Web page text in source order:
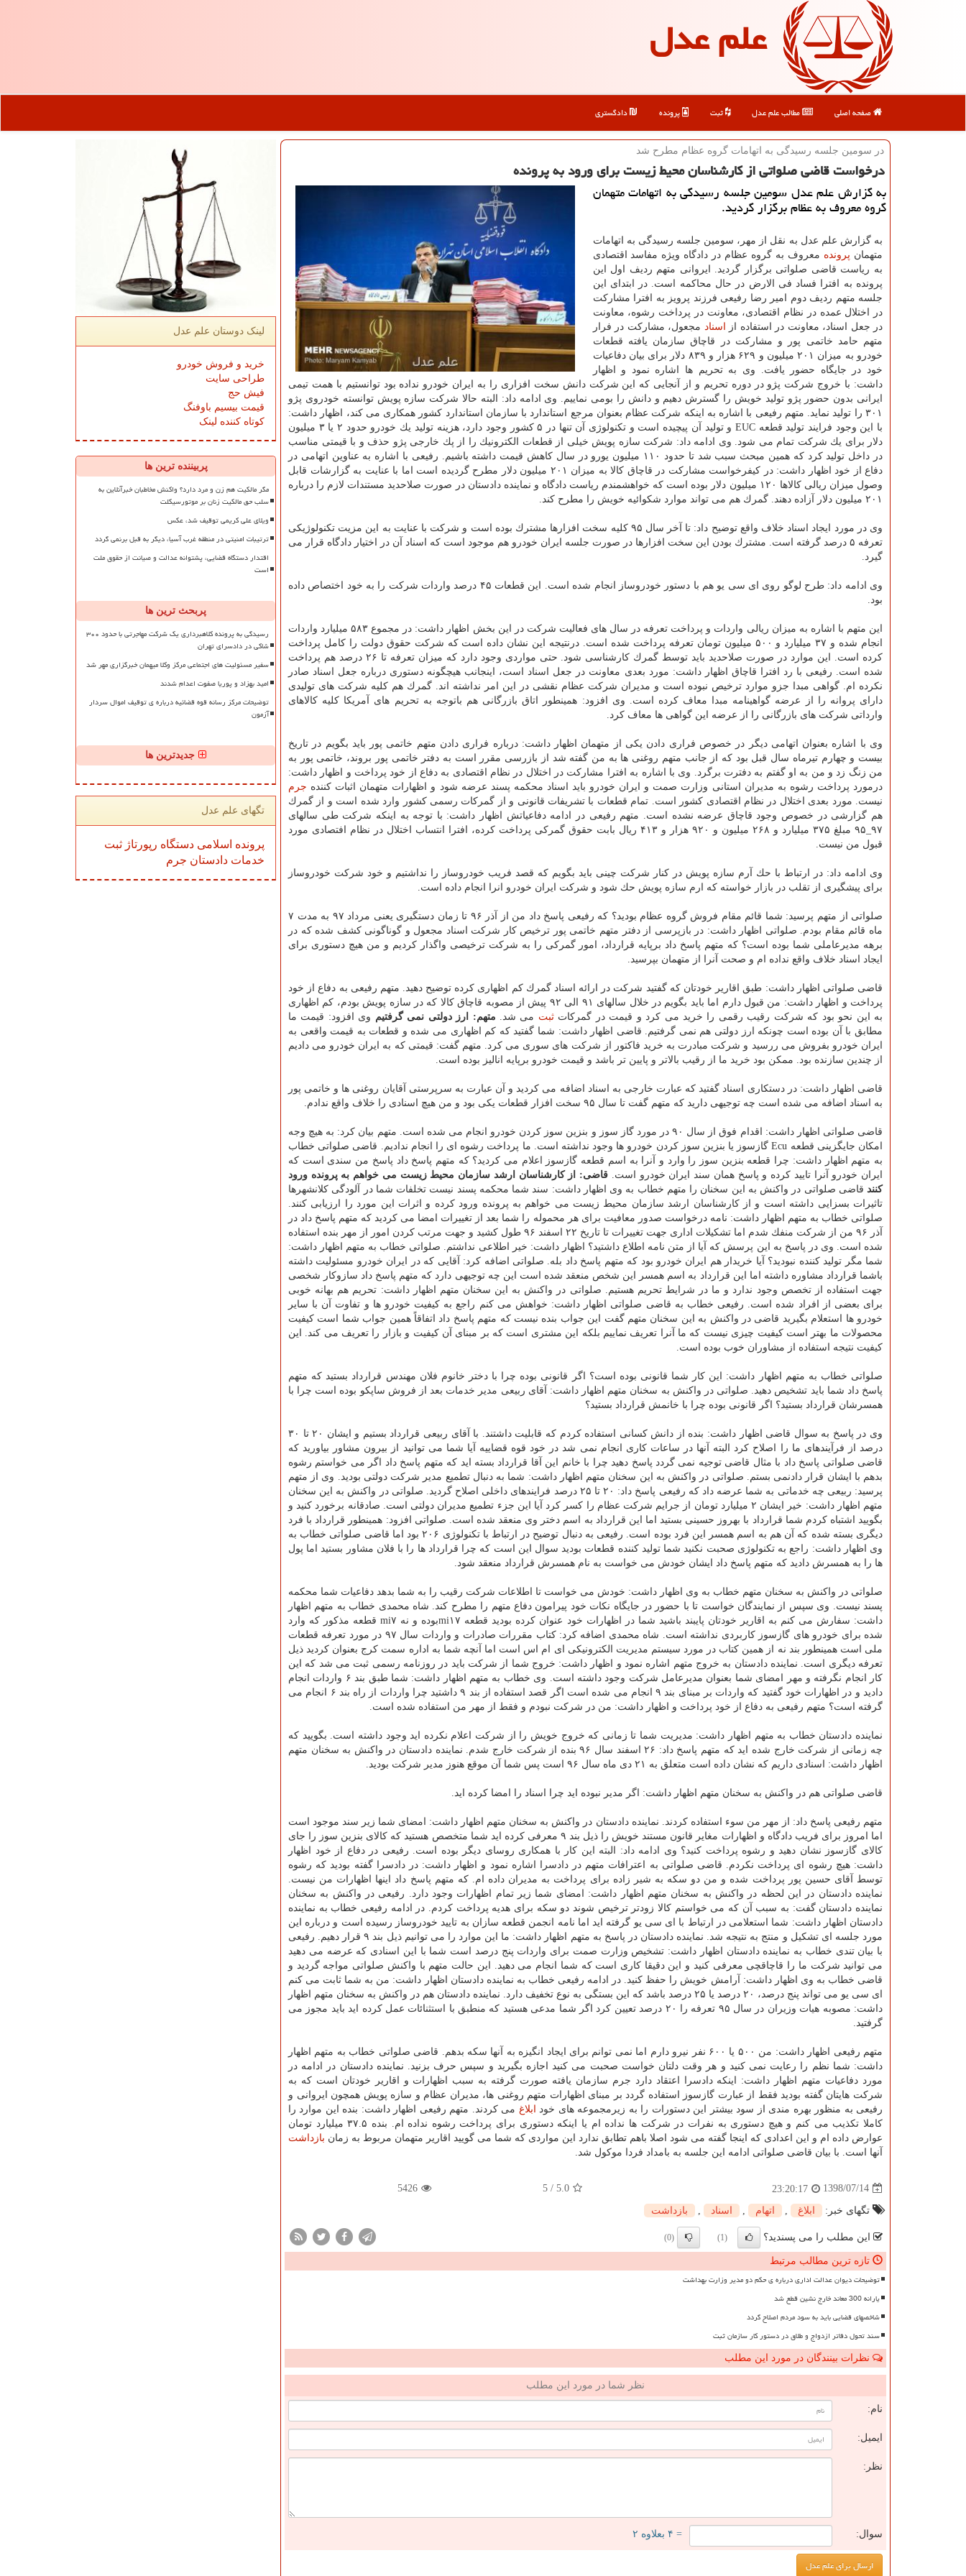
علم عدل
صفحه اصلی مطالب علم عدل ثبت پرونده دادگستری
در سومین جلسه رسیدگی به اتهامات گروه عظام مطرح شد
درخواست قاضی صلواتی از كارشناسان محیط زیست برای ورود به پرونده
به گزارش علم عدل سومین جلسه رسیدگی به اتهامات متهمان
گروه معروف به عظام برگزار گردید.
به گزارش علم عدل به نقل از مهر، سومین جلسه رسیدگی به اتهامات
متهمان پرونده معروف به گروه عظام در دادگاه ویژه مفاسد اقتصادی
به ریاست قاضی صلواتی برگزار گردید. ایروانی متهم ردیف اول این
پرونده به افترا فساد فی الارض در حال محاكمه است. در ابتدای این
جلسه متهم ردیف دوم امیر رضا رفیعی فرزند پرویز به افترا مشاركت
در اختلال عمده در نظام اقتصادی، معاونت در پرداخت رشوه، معاونت
در جعل اسناد، معاونت در استفاده از
اسناد مجعول، مشاركت در فرار
متهم حامد خاتمی پور و مشاركت در قاچاق سازمان یافته قطعات
خودرو به میزان ۲۰۱ میلیون و ۶۲۹ هزار و ۸۳۹ دلار برای بیان دفاعیات
خود در جایگاه حضور یافت. وی به تحریم ها اشاره نمود و اظهار
داشت: با خروج شركت پژو در دوره تحریم و از آنجایی كه این شركت دانش سخت افزاری را به ایران خودرو نداده بود توانستیم با همت تیمی
ایرانی بدون حضور پژو تولید خویش را گسترش دهیم و دانش را بومی نماییم. وی ادامه داد: البته حالا شركت سازه پویش توانسته خودروی پژو
۳۰۱ را تولید نماید. متهم رفیعی با اشاره به اینكه شركت عظام بعنوان مرجع استاندارد با سازمان استاندارد كشور همكاری می كند، اظهار داشت:
با این وجود فرایند تولید قطعه EUC و تولید آن پیچیده است و تكنولوژی آن تنها در ۵ كشور وجود دارد، هزینه تولید یك خودرو حدود ۲ یا ۳ میلیون
دلار برای یك شركت تمام می شود. وی ادامه داد: شركت سازه پویش خیلی از قطعات الكترونیك را از پك خارجی پژو حذف و با قیمتی مناسب
در داخل تولید كرد كه همین مبحث سبب شد تا حدود ۱۱۰ میلیون یورو در سال كاهش قیمت داشته باشیم. رفیعی با اشاره به عناوین اتهامی در
دفاع از خود اظهار داشت: در كیفرخواست مشاركت در قاچاق كالا به میزان ۲۰۱ میلیون دلار مطرح گردیده است اما با عنایت به گزارشات قابل
وصول میزان ریالی كالاها ۱۲۰ میلیون دلار بوده است كه خواهشمندم ریاست دادگاه و نماینده دادستان در صورت صلاحدید مستندات لازم را درباره
۲۰۱ میلیون دلار آزاده دهند. گمرك هم می تواند موارد شكوائیه خویش را مطرح كند.
وی در مورد ایجاد اسناد خلاف واقع توضیح داد: تا آخر سال ۹۵ كلیه سخت افزارها مشترك بوده است و شركت با عنایت به این مزیت تكنولوژیكی
تعرفه ۵ درصد گرفته است. مشترك بودن این سخت افزارها در صورت جلسه ایران خودرو هم موجود است كه اسناد آن در اختیار دادگاه قرار می
گیرد.
وی ادامه داد: طرح لوگو روی ای سی یو هم با دستور خودروساز انجام شده است. این قطعات ۴۵ درصد واردات شركت را به خود اختصاص داده
بود.
این متهم با اشاره به میزان ریالی واردات و پرداخت تعرفه در سال های فعالیت شركت در این بخش اظهار داشت: در مجموع ۵۸۳ میلیارد واردات
انجام شده و ۳۷ میلیارد و ۵۰۰ میلیون تومان تعرفه پرداخت شده است. درنتیجه این نشان داده است كه شركت حقوق دولت را كامل پرداخت
كرده است. این موارد در صورت صلاحدید باید توسط گمرك كارشناسی شود. حتی مواردی وجود دارد كه میزان تعرفه تا ۲۶ درصد هم پرداخت
شده است. رفیعی با رد افترا قاچاق اظهار داشت: مورد بعدی معاونت در جعل اسناد است، اینجانب هیچگونه دستوری درباره جعل اسناد صادر
نكرده ام. گواهی مبدا جزو موارد ترخیص نبوده است و مدیران شركت عظام نقشی در این امر نداشته اند. گمرك هم كلیه شركت های تولیدی
دارای پروانه را از عرضه گواهینامه مبدا معاف كرده است. وی افزود: همینطور اتاق بازرگانی هم باتوجه به تحریم های آمریكا كلیه كالاهای
وارداتی شركت های بازرگانی را از عرضه این گواهی ها معاف كرد.
وی با اشاره بعنوان اتهامی دیگر در خصوص فراری دادن یكی از متهمان اظهار داشت: درباره فراری دادن متهم خاتمی پور باید بگویم در تاریخ
بیست و چهارم تیرماه سال قبل بود كه از جانب متهم روغنی ها به من گفته شد از بازرسی مقرر است به دفتر خاتمی پور بروند، خاتمی پور به
من زنگ زد و من به او گفتم به دفترت برگرد. وی با اشاره به افترا مشاركت در اختلال در نظام اقتصادی به دفاع از خود پرداخت و اظهار داشت:
درمورد پرداخت رشوه به مدیران استانی وزارت صمت و ایران خودرو باید اسناد محكمه پسند عرضه شود و اظهارات متهمان اثبات كننده جرم
نیست. مورد بعدی اختلال در نظام اقتصادی كشور است. تمام قطعات با تشریفات قانونی و از گمركات رسمی كشور وارد شده است و از گمرك
هم گزارشی در خصوص وجود قاچاق عرضه نشده است. متهم رفیعی در ادامه دفاعیاتش اظهار داشت: با توجه به اینكه شركت طی سالهای
۹۷_۹۵ مبلغ ۳۷۵ میلیارد و ۲۶۸ میلیون و ۹۲۰ هزار و ۴۱۳ ریال بابت حقوق گمركی پرداخت كرده، افترا انتساب اختلال در نظام افتصادی مورد
قبول من نیست.
وی ادامه داد: در ارتباط با حك آرم سازه پویش در كنار شركت چینی باید بگویم كه قصد فریب خودروساز را نداشتیم و خود شركت خودروساز
برای پیشگیری از تقلب در بازار خواسته كه ارم سازه پویش حك شود و شركت ایران خودرو انرا انجام داده است.
صلواتی از متهم پرسید: شما قائم مقام فروش گروه عظام بودید؟ كه رفیعی پاسخ داد من از آذر ۹۶ تا زمان دستگیری یعنی مرداد ۹۷ به مدت ۷
ماه قائم مقام بودم. صلواتی اظهار داشت: در بازپرسی از دفتر متهم خاتمی پور ترخیص كار شركت اسناد مجعول و گوناگونی كشف شده كه در
برهه مدیرعاملی شما بوده است؟ كه متهم پاسخ داد برپایه قرارداد، امور گمركی را به شركت ترخیصی واگذار كردیم و من هیچ دستوری برای
ایجاد اسناد خلاف واقع نداده ام و صحت آنرا از متهمان بپرسید.
قاضی صلواتی اظهار داشت: طبق اقاریر خودتان كه گفتید شركت در ارائه اسناد گمرك كم اظهاری كرده توضیح دهید. متهم رفیعی به دفاع از خود
پرداخت و اظهار داشت: من قبول دارم اما باید بگویم در خلال سالهای ۹۱ الی ۹۲ پیش از مصوبه قاچاق كالا كه در سازه پویش بودم، كم اظهاری
به این نحو بود كه شركت رقیب رقمی را خرید می كرد و قیمت در گمركاتثبت می شد. متهم: ارز دولتی نمی گرفتیم وی افزود: قیمت ما
مطابق با آن بوده است چونكه ارز دولتی هم نمی گرفتیم. قاضی اظهار داشت: شما گفتید كه كم اظهاری می شده و قطعات به قیمت واقعی به
ایران خودرو بفروش می ررسید و شركت مبادرت به خرید فاكتور از شركت های سوری می كرد. متهم گفت: قیمتی كه به ایران خودرو می دادیم
از چندین سازنده بود. ممكن بود خرید ما از رقیب بالاتر و پایین تر باشد و قیمت خودرو برپایه انالیز بوده است.
قاضی اظهار داشت: در دستكاری اسناد گفتید كه عبارت خارجی به اسناد اضافه می كردید و آن عبارت به سرپرستی آقایان روغنی ها و خاتمی پور
به اسناد اضافه می شده است چه توجیهی دارید كه متهم گفت تا سال ۹۵ سخت افزار قطعات یكی بود و من هیچ اسنادی را خلاف واقع ندادم.
قاضی صلواتی اظهار داشت: اقدام فوق از سال ۹۰ در مورد گاز سوز و بنزین سوز كردن خودرو انجام می شده است. متهم بیان كرد: به هیچ وجه
امكان جایگزینی قطعه Ecu گازسوز یا بنزین سوز كردن خودرو ها وجود نداشته است. ما پرداخت رشوه ای را انجام ندادیم. قاضی صلواتی خطاب
به متهم اظهار داشت: چرا قطعه بنزین سوز را وارد و آنرا به اسم قطعه گازسوز اعلام می كردید؟ كه متهم پاسخ داد پاسخ من سندی است كه
ایران خودرو آنرا تایید كرده و پاسخ همان سند ایران خودرو است. قاضی: از كارشناسان ارشد سازمان محیط زیست می خواهم به پرونده ورود
كنند قاضی صلواتی در واكنش به این سخنان را متهم خطاب به وی اظهار داشت: سند شما محكمه پسند نیست تخلفات شما در آلودگی كلانشهرها
تاثیرات بسزایی داشته است و از كارشناسان ارشد سازمان محیط زیست می خواهم به پرونده ورود كرده و اثرات این مورد را ارزیابی كنند.
صلواتی خطاب به متهم اظهار داشت: نامه درخواست صدور معافیت برای هر محموله را شما بعد از تغییرات امضا می كردید كه متهم پاسخ داد در
آذر ۹۶ من از شركت منفك شدم اما تشكیلات اداری جهت تغییرات تا تاریخ ۲۲ اسفند ۹۶ طول كشید و جهت مرتب كردن امور از مهر بنده استفاده
شده است. وی در پاسخ به این پرسش كه آیا از متن نامه اطلاع داشتید؟ اظهار داشت: خیر اطلاعی نداشتم. صلواتی خطاب به متهم اظهار داشت:
شما مگر تولید كننده نبودید؟ آیا خریدار هم ایران خودرو بود كه متهم پاسخ داد بله. صلواتی اضافه كرد: آقایی كه در ایران خودرو مسئولیت داشته
باشما قرارداد مشاوره داشته اما این قرارداد به اسم همسر این شخص منعقد شده است این چه توجیهی دارد كه متهم پاسخ داد سازوكار شخصی
جهت استفاده از تخصص وجود ندارد و ما در شرایط تحریم هستیم. صلواتی در واكنش به این سخنان متهم اظهار داشت: تحریم هم بهانه خوبی
برای بعضی از افراد شده است. رفیعی خطاب به قاضی صلواتی اظهار داشت: خواهش می كنم راجع به كیفیت خودرو ها و تفاوت آن با سایر
خودرو ها استعلام بگیرید قاضی در واكنش به این سخنان متهم گفت این جواب بنده نیست كه متهم پاسخ داد اتفاقاً همین جواب شما است كیفیت
محصولات ما بهتر است كیفیت چیزی نیست كه ما آنرا تعریف نماییم بلكه این مشتری است كه بر مبنای آن كیفیت و بازار را تعریف می كند. این
كیفیت نتیجه استفاده از مشاوران خوب بوده است.
صلواتی خطاب به متهم اظهار داشت: این كار شما قانونی بوده است؟ اگر قانونی بوده چرا با دختر خانوم فلان مهندس قرارداد بستید كه متهم
پاسخ داد شما باید تشخیص دهید. صلواتی در واكنش به سخنان متهم اظهار داشت: آقای ربیعی مدیر خدمات بعد از فروش ساپكو بوده است چرا با
همسرشان قرارداد بستید؟ اگر قانونی بوده چرا با خانمش قرارداد بستید؟
وی در پاسخ به سوال قاضی اظهار داشت: بنده از دانش كسانی استفاده كردم كه قابلیت داشتند. با آقای ربیعی قرارداد بستیم و ایشان ۲۰ تا ۳۰
درصد از فرآیندهای ما را اصلاح كرد البته آنها در ساعات كاری انجام نمی شد در خود قوه قضاییه آیا شما می توانید از بیرون مشاور بیاورید كه
قاضی صلواتی پاسخ داد با مثال قاضی توجیه نمی گردد پاسخ دهید چرا با خانم این آقا قرارداد بسته اید كه متهم پاسخ داد اگر می خواستم رشوه
بدهم با ایشان قرار دادنمی بستم. صلواتی در واكنش به این سخنان متهم اظهار داشت: شما به دنبال تطمیع مدیر شركت دولتی بودید. وی از متهم
پرسید: ربیعی چه خدماتی به شما عرضه داد كه رفیعی پاسخ داد: ۲۰ تا ۲۵ درصد فرایندهای داخلی اصلاح گردید. صلواتی در واكنش به این سخنان
متهم اظهار داشت: خیر ایشان ۲ میلیارد تومان از جرایم شركت عظام را كسر كرد آیا این جزء تطمیع مدیران دولتی است. صادقانه برخورد كنید و
بگویید اشتباه كردم شما قرارداد با بهروز حسینی بستید اما این قرارداد به اسم دختر وی منعقد شده است. صلواتی افزود: همینطور قرارداد با فرد
دیگری بسته شده كه آن هم به اسم همسر این فرد بوده است. رفیعی به دنبال توضیح در ارتباط با تكنولوژی ۲۰۶ بود اما قاضی صلواتی خطاب به
وی اظهار داشت: راجع به تكنولوژی صحبت نكنید شما تولید كننده قطعات بودید سوال این است كه چرا قرارداد ها را با فلان مشاور بستید اما پول
ها را به همسرش دادید كه متهم پاسخ داد ایشان خودش می خواست به نام همسرش قرارداد منعقد شود.
صلواتی در واكنش به سخنان متهم خطاب به وی اظهار داشت: خودش می خواست تا اطلاعات شركت رقیب را به شما بدهد دفاعیات شما محكمه
پسند نیست. وی سپس از نمایندگان خواست تا با حضور در جایگاه نكات خود پیرامون دفاع متهم را مطرح كند. شاه محمدی خطاب به متهم اظهار
داشت: سفارش می كنم به اقاریر خودتان پایبند باشید شما در اظهارات خود عنوان كرده بودید قطعه mi۱۷بوده و نه mi۷ قطعه مذكور كه وارد
شده برای خودرو های گازسوز كاربردی نداشته است. شاه محمدی اضافه كرد: كتاب مقررات صادرات و واردات سال ۹۷ در مورد تعرفه قطعات
ملی است همینطور بند نه از همین كتاب در مورد سیستم مدیریت الكترونیكی ای ام اس است اما آنچه شما به اداره سمت كرج بعنوان كردید ذیل
تعرفه دیگری است. نماینده دادستان به خروج متهم اشاره نمود و اظهار داشت: خروج شما از شركت باید در روزنامه رسمی ثبت می شد كه این
كار انجام نگرفته و مهر امضای شما بعنوان مدیرعامل شركت وجود داشته است. وی خطاب به متهم اظهار داشت: شما طبق بند ۶ واردات انجام
دادید و در اظهارات خود گفتید كه واردات بر مبنای بند ۹ انجام می شده است اگر قصد استفاده از بند ۹ داشتید چرا واردات از راه بند ۶ انجام می
گرفته است؟ متهم رفیعی به دفاع از خود پرداخت و اظهار داشت: من در شركت نبودم و فقط از مهر من استفاده شده است.
نماینده دادستان خطاب به متهم اظهار داشت: مدیریت شما تا زمانی كه خروج خویش را از شركت اعلام نكرده اید وجود داشته است. بگویید كه
چه زمانی از شركت خارج شده اید كه متهم پاسخ داد: ۲۶ اسفند سال ۹۶ بنده از شركت خارج شدم. نماینده دادستان در واكنش به سخنان متهم
اظهار داشت: اسنادی داریم كه نشان داده است متعلق به ۲۱ دی ماه سال ۹۶ است پس شما آن موقع هنوز مدیر شركت بودید.
قاضی صلواتی هم در واكنش به سخنان متهم اظهار داشت: اگر مدیر نبوده اید چرا اسناد را امضا كرده اید.
متهم رفیعی پاسخ داد: از مهر من سوء استفاده كردند. نماینده دادستان در واكنش به سخنان متهم اظهار داشت: امضای شما زیر سند موجود است
اما امروز برای فریب دادگاه و اظهارات مغایر قانون مستند خویش را ذیل بند ۹ معرفی كرده اید شما متخصص هستید كه كالای بنزین سوز را جای
كالای گازسوز نشان دهید و رشوه پرداخت كنید؟ وی ادامه داد: البته این كار با همكاری روسای دیگر بوده است. رفیعی در دفاع از خود اظهار
داشت: هیچ رشوه ای پرداخت نكردم. قاضی صلواتی به اعترافات متهم در دادسرا اشاره نمود و اظهار داشت: در دادسرا گفته بودید كه رشوه
توسط آقای حسین پور پرداخت شده و من دو سكه به شیر زاده برای پرداخت به مدیران داده ام. كه متهم پاسخ داد اینها اظهارات من نیست.
نماینده دادستان در این لحظه در واكنش به سخنان متهم اظهار داشت: امضای شما زیر تمام اظهارات وجود دارد. رفیعی در واكنش به سخنان
نماینده دادستان گفت: به سبب آن كه می خواستم كالا زودتر ترخیص شوند دو سكه برای هدیه پرداخت كردم. در ادامه رفیعی خطاب به نماینده
دادستان اظهار داشت: شما استعلامی در ارتباط با ای سی یو گرفته اید اما نامه انجمن قطعه سازان به تایید خودروساز رسیده است و درباره این
مورد جلسه ای تشكیل و منتج به نتیجه شد. نماینده دادستان در پاسخ به متهم اظهار داشت: ما این موارد را می توانیم ذیل بند ۹ قرار دهیم. رفیعی
با بیان تندی خطاب به نماینده دادستان اظهار داشت: تشخیص وزارت صمت برای واردات پنج درصد است شما با این اسنادی كه عرضه می دهید
می توانید شركت ما را قاچاقچی معرفی كنید و این دقیقا كاری است كه شما انجام می دهید. این حالت متهم با واكنش صلواتی مواجه گردید و
قاضی خطاب به وی اظهار داشت: آرامش خویش را حفظ كنید. در ادامه رفیعی خطاب به نماینده دادستان اظهار داشت: من به شما ثابت می كنم
ای سی یو می تواند پنج درصد، ۲۰ درصد یا ۲۵ درصد باشد كه این بستگی به نوع تخفیف دارد. نماینده دادستان هم در واكنش به سخنان متهم اظهار
داشت: مصوبه هیات وزیران در سال ۹۵ تعرفه را ۲۰ درصد تعیین كرد اگر شما مدعی هستید كه منطبق با استثنائات عمل كرده اید باید مجوز می
گرفتید.
متهم رفیعی اظهار داشت: من ۵۰۰ یا ۶۰۰ نفر نیرو دارم اما نمی توانم برای ایجاد انگیزه به آنها سكه بدهم. قاضی صلواتی خطاب به متهم اظهار
داشت: شما نظم را رعایت نمی كنید و هر وقت دلتان خواست صحبت می كنید اجازه بگیرید و سپس حرف بزنید. نماینده دادستان در ادامه در
مورد دفاعیات متهم اظهار داشت: اینكه دادسرا اعتقاد دارد جرم سازمان یافته صورت گرفته به سبب اظهارات و اقاریر خودتان است كه به
شركت هایتان گفته بودید فقط از عبارت گازسوز استفاده گردد بر مبنای اظهارات متهم روغنی ها، مدیران عظام و سازه پویش همچون ایروانی و
رفیعی به منظور بهره مندی از سود بیشتر این دستورات را به زیرمجموعه های خود ابلاغ می كردند. متهم رفیعی اظهار داشت: بنده این موارد را
كاملا تكذیب می كنم و هیچ دستوری به نفرات در شركت ها نداده ام یا اینكه دستوری برای پرداخت رشوه نداده ام. بنده ۳۷.۵ میلیارد تومان
عوارض داده ام و این اعدادی كه اینجا گفته می شود اصلا باهم تطابق ندارد این مواردی كه شما می گویید اقاریر متهمان مربوط به زمان بازداشت
آنها است. با بیان قاضی صلواتی ادامه این جلسه به بامداد فردا موكول شد.
1398/07/14
23:20:17
5.0
/
5
5426
تگهای خبر: ابلاغ اتهام اسناد بازداشت
این مطلب را می پسندید؟ (1)
(0)
تازه ترین مطالب مرتبط
توضیحات دیوان عدالت اداری درباره ی حکم دو مدیر وزارت بهداشت
یارانه 300 معاند خارج نشین قطع شد
شاخصهای قضایی باید به سود مردم اصلاح گردد
سند تحول دفاتر ازدواج و طلاق در دستور کار سازمان ثبت
نظرات بینندگان در مورد این مطلب
نظر شما در مورد این مطلب
نام:
ایمیل:
نظر:
سوال: = ۴ بعلاوه ۲
لینک دوستان علم عدل
خرید و فروش خودرو
طراحی سایت
فیش حج
قیمت بیسیم باوفنگ
کوتاه کننده لینک
پربیننده ترین ها
مگر مالکیت هم زن و مرد دارد؟ واکنش مخاطبان خبرآنلاین به
سلب حق مالکیت زنان بر موتورسیکلت
ویلای علی کریمی توقیف شد، عکس
ترتیبات امنیتی در منطقه غرب آسیا، دیگر به قبل برنمی گردد
اقتدار دستگاه قضایی، پشتوانه عدالت و صیانت از حقوق ملت
است
پربحث ترین ها
رسیدگی به پرونده کلاهبرداری یک شرکت مهاجرتی با حدود ۳۰۰
شاکی در دادسرای تهران
سفیر مسئولیت های اجتماعی مرکز وکلا میهمان خبرگزاری مهر شد
امید بهزاد و پوریا صفوت اعدام شدند
توضیحات مرکز رسانه قوه قضائیه درباره ی توقیف اموال سردار
آزمون
جدیدترین ها
تگهای علم عدل
پرونده اسلامی دستگاه رپورتاژ ثبت
خدمات دادستان جرم